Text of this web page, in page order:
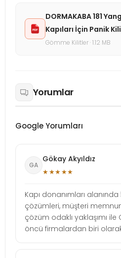
DORMAKABA 181
Kapıları İçin Panik
Gömme Kilitler · 1.12 MB
Yorumlar
Google Yorumları
GA
Gökay Akyıldız
★★★★★
Kapı donanımları
çözümleri, müşteri
çözüm odaklı yaklaşımı
öncü firmalardan biri